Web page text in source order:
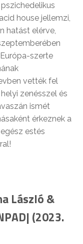
house jellemzi,
hatást elérve,
szerte
vették fel
zenésszel és
ismét
érkeznek a
estés
László &
(2023.